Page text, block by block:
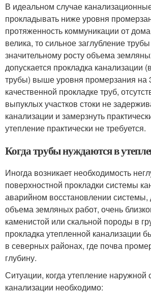
В идеальном случае
прокладывать ниже уровня
протяженность коммуникации от
велика, то сильное заглубление
значительному росту объема
допускается прокладка канализации
трубы) выше уровня промерзания
качественной прокладке труб,
выпуклых участков стоки не
канализации и замерзнуть
утепление практически не требуется.
Когда трубы нуждаются в
Иногда возникает необходимость
поверхностной прокладки системы
аварийном восстановлении
объема земляных работ, очень
каменистой или скальной породы в
прокладка утепленной канализации
в северных районах, где почва
глубину.
Ситуации, когда утепление наружной
канализации необходимо: